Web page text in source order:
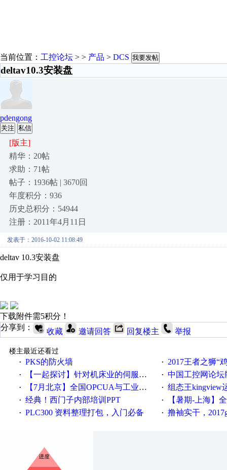
当前位置： 工控论坛 > > 产品 > DCS 我要发帖
deltav10.3安装盘
pdengong
关注 私信
[版主]
精华：20帖
求助：71帖
帖子：1936帖 | 3670回
年度积分：936
历史总积分：54944
注册：2011年4月11日
发表于：2016-10-02 11:08:49
deltav 10.3安装盘
仅用于学习目的
下载附件需5积分！
分享到：
收藏 邀请回答 回复楼主 举报
楼主最近还看过
· PKS的防火墙 · 2017王者之狮“鸡”情签到
· 【一起探讨】针对机床业的伺服系统发展，您的期望是什么？ · 中国工控网论坛版
· 【7月北京】全国OPCUA与工业互联技术培训班通知！ · 组态王kingview
· 经典！西门子内部培训PPT · 【暑期-上海】全国工业
· PLC300 资料整理打包，入门必备 · 撸袖实干，2017gongkong®第